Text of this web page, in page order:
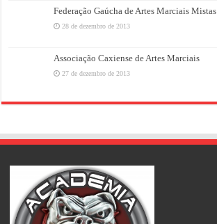
Federação Gaúcha de Artes Marciais Mistas
28 de dezembro de 2013
Associação Caxiense de Artes Marciais
27 de dezembro de 2013